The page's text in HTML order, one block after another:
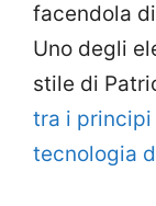
facendola
Uno degli
stile di
tra i
tecnologia